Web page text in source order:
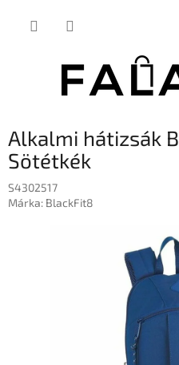
Alkalmi hátizsák
Sötétkék
S4302517
Márka: BlackFit8